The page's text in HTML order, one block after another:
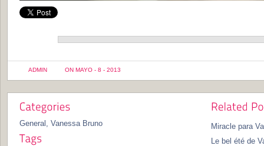
ADMIN ON MAYO - 8 - 2013
General , Vanessa Bruno
Miracle para
Le bel été de